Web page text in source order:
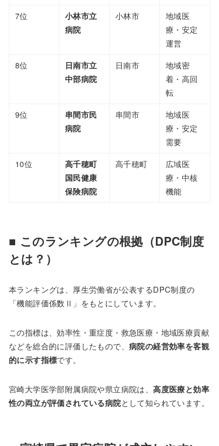
7位
小林市立
病院
小林市
地域医
療・安定
運営
8位
日南市立
中部病院
日南市
地域密
着・高回
転
9位
串間市民
病院
串間市
地域医
療・安定
需要
10位
高千穂町
国民健康
保険病院
高千穂町
広域医
療・中核
機能
■ このランキングの根拠（DPC制度
とは？）
本ランキングは、厚生労働省が公表するDPC制度の
「機能評価係数Ⅱ」をもとにしています。
この指標は、効率性・重症度・救急医療・地域医療貢献
などを総合的に評価したもので、 病院の経営効率を客観
的に示す指標です。
宮崎大学医学部附属病院や県立病院は、高度医療と効率
性の両立が評価されている病院として知られています。